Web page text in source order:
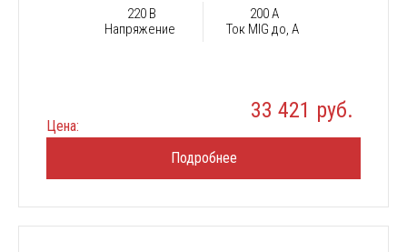
220 В
Напряжение
200 А
Ток MIG до, А
Цена:
33 421 руб.
Подробнее